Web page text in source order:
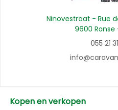
Ninovestraat - Rue
9600 Ronse
055 21
Kopen en verkopen